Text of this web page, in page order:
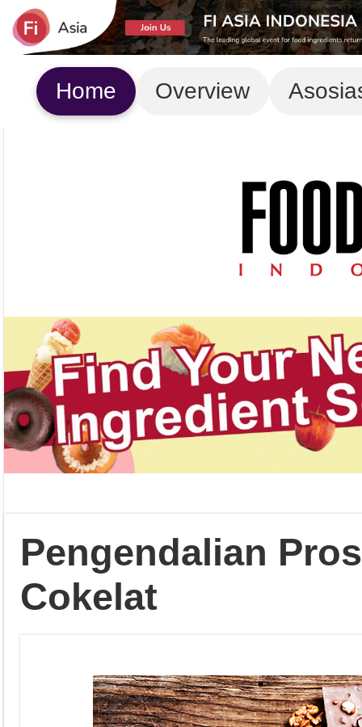
Home Overview
Pengendalian
Cokelat